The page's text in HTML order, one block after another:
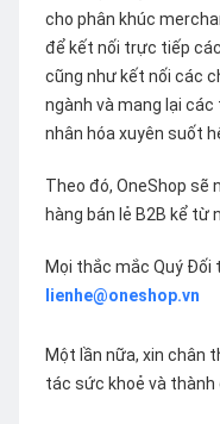
cho phân khúc
để kết nối trực tiếp
cũng như kết nối các
ngành và mang lại
nhân hóa xuyên suốt
Theo đó, OneShop sẽ
hàng bán lẻ B2B kể từ
Mọi thắc mắc Quý Đối
lienhe@oneshop.vn
Một lần nữa, xin chân
tác sức khoẻ và thành